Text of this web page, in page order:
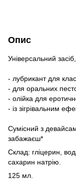
Опис
Універсальний
- лубрикант для
- для оральних
- олійка для
- із зігрівальним
Сумісний з
забажаєш*
Склад: гліцерин,
сахарин натрію.
125 мл.